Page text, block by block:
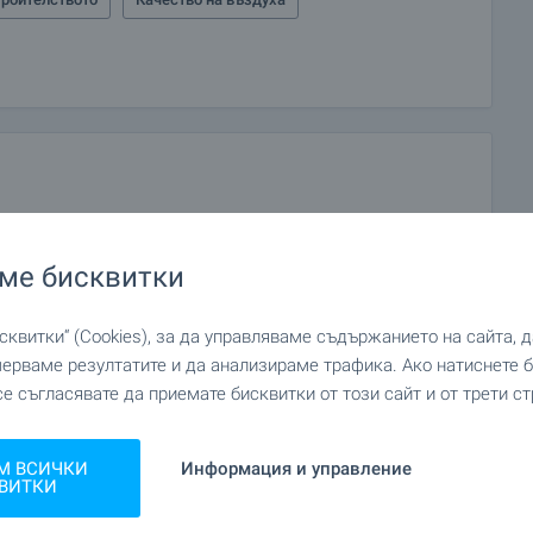
и гаражи.
бисквитки
(Cookies), за да управляваме съдържанието на сайта,
резултатите и да анализираме трафика. Ако натиснете
съгласявате да приемате бисквитки от този сайт и от трети
ВСИЧКИ
Информация и управление